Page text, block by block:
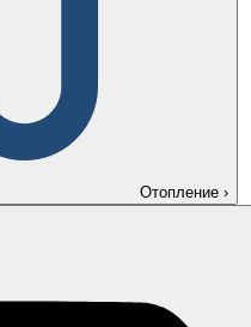
Отопление ›